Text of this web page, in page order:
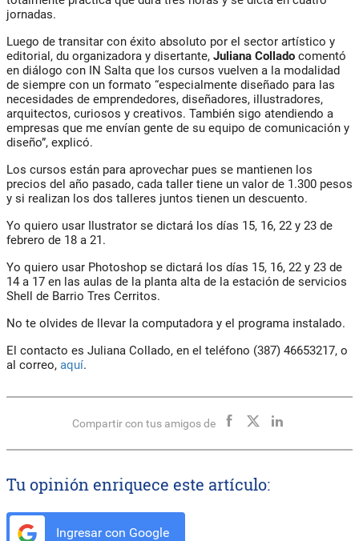
jornadas.
Luego de transitar con éxito absoluto por el sector artístico y
editorial, du organizadora y disertante, Juliana Collado comentó
en diálogo con IN Salta que los cursos vuelven a la modalidad
de siempre con un formato “especialmente diseñado para las
necesidades de emprendedores, diseñadores, illustradores,
arquitectos, curiosos y creativos. También sigo atendiendo a
empresas que me envían gente de su equipo de comunicación y
diseño”, explicó.
Los cursos están para aprovechar pues se mantienen los
precios del año pasado, cada taller tiene un valor de 1.300 pesos
y si realizan los dos talleres juntos tienen un descuento.
Yo quiero usar Ilustrator se dictará los días 15, 16, 22 y 23 de
febrero de 18 a 21.
Yo quiero usar Photoshop se dictará los días 15, 16, 22 y 23 de
14 a 17 en las aulas de la planta alta de la estación de servicios
Shell de Barrio Tres Cerritos.
No te olvides de llevar la computadora y el programa instalado.
El contacto es Juliana Collado, en el teléfono (387) 46653217, o
al correo, aquí.
Compartir con tus amigos de
Tu opinión enriquece este artículo:
Ingresar con Google